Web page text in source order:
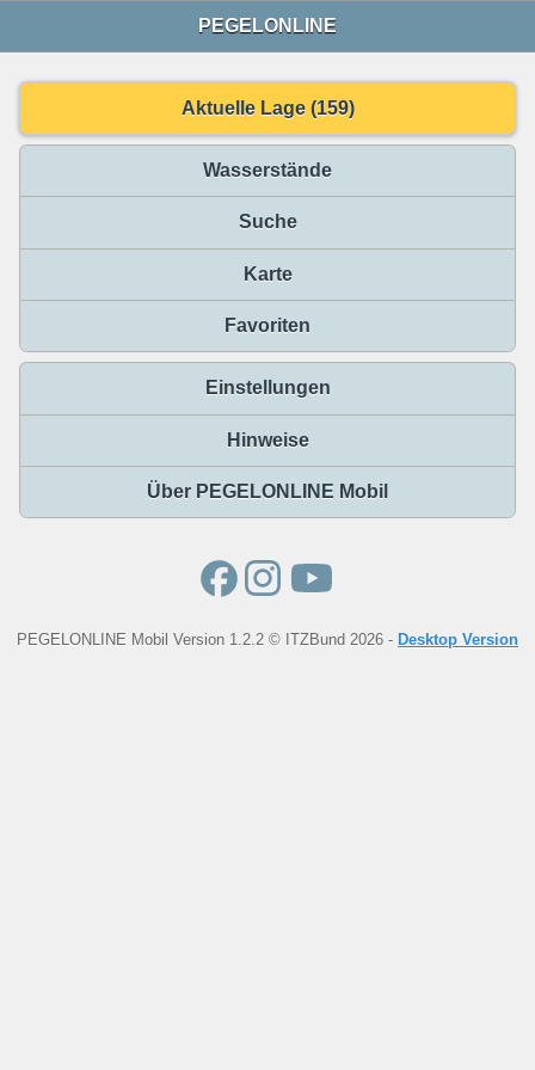
PEGELONLINE
Aktuelle Lage (159)
Wasserstände
Suche
Karte
Favoriten
Einstellungen
Hinweise
Über PEGELONLINE Mobil
PEGELONLINE Mobil Version 1.2.2 © ITZBund 2026 - Desktop Version